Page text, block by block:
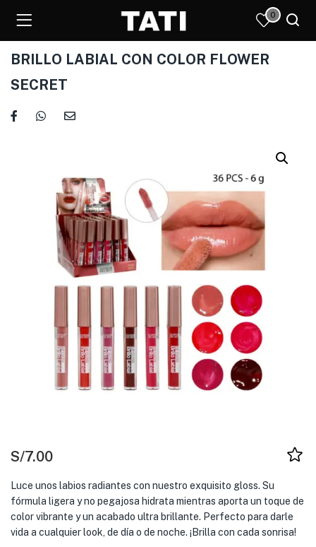
0
BRILLO LABIAL CON COLOR FLOWER
SECRET
S/7.00
Luce unos labios radiantes con nuestro exquisito gloss. Su
fórmula ligera y no pegajosa hidrata mientras aporta un toque de
color vibrante y un acabado ultra brillante. Perfecto para darle
vida a cualquier look, de día o de noche. ¡Brilla con cada sonrisa!